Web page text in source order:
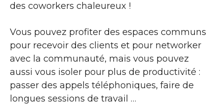
des coworkers chaleureux !
Vous pouvez profiter des espaces communs
pour recevoir des clients et pour networker
avec la communauté, mais vous pouvez
aussi vous isoler pour plus de productivité :
passer des appels téléphoniques, faire de
longues sessions de travail …